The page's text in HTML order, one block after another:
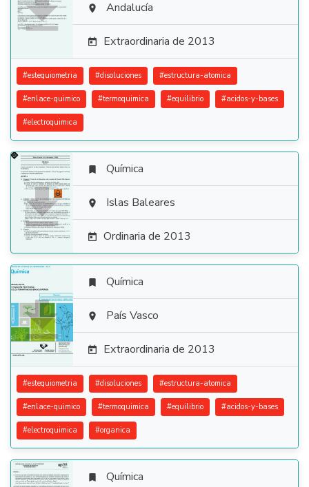
  Andalucía
 Extraordinaria de 2013
#estequiometria #disoluciones #estructura-atomica
#enlace-quimico #termoquimica #equilibrio #acidos-y-bases
#electroquimica

 Química
 Islas Baleares
 Ordinaria de 2013

 Química
 País Vasco
 Extraordinaria de 2013
#estequiometria #disoluciones #estructura-atomica
#enlace-quimico #termoquimica #equilibrio #acidos-y-bases
#electroquimica #organica
 Química